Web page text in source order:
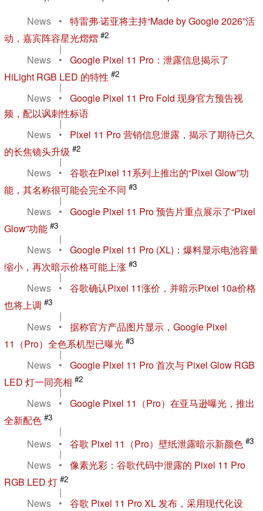
News
•
特雷弗·诺亚将主持“Made by Google 2026”活
动，嘉宾阵容星光熠熠 #2
|
News
•
Google Pixel 11 Pro：泄露信息揭示了
HiLight RGB LED 的特性 #2
|
News
•
Google Pixel 11 Pro Fold 现身官方预告视
频，配以讽刺性标语
|
News
•
Pixel 11 Pro 营销信息泄露，揭示了期待已久
的长焦镜头升级 #2
|
News
•
谷歌在Pixel 11系列上推出的“Pixel Glow”功
能，其名称很可能会完全不同 #3
|
News
•
Google Pixel 11 Pro 预告片重点展示了“Pixel
Glow”功能 #3
|
News
•
Google Pixel 11 Pro (XL)：爆料显示电池容量
缩小，再次暗示价格可能上涨 #3
|
News
•
谷歌确认Pixel 11涨价，并暗示Pixel 10a价格
也将上调 #3
|
News
•
据称官方产品图片显示，Google Pixel
11（Pro）全色系机型已曝光 #3
|
News
•
Google Pixel 11 Pro 首次与 Pixel Glow RGB
LED 灯一同亮相 #2
|
News
•
Google Pixel 11（Pro）在亚马逊曝光，推出
全新配色 #3
|
News
• 谷歌 Pixel 11（Pro）壁纸泄露暗示新颜色 #3
|
News
•
像素光彩：谷歌代码中泄露的 Pixel 11 Pro
RGB LED 灯 #2
|
News
•
谷歌 Pixel 11 Pro XL 发布，采用现代化设